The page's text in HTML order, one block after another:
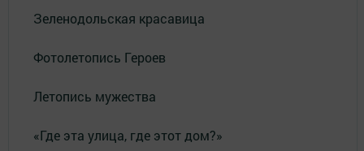
Зеленодольская красавица
Фотолетопись Героев
Летопись мужества
«Где эта улица, где этот дом?»